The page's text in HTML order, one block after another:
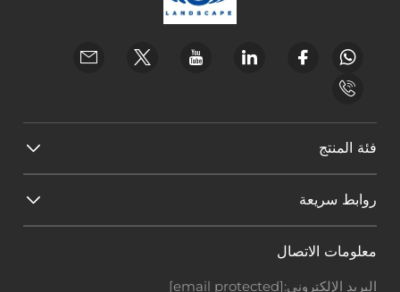
فئة المنتج
روابط سريعة
معلومات الاتصال
البريد الإلكتروني:[email protected]